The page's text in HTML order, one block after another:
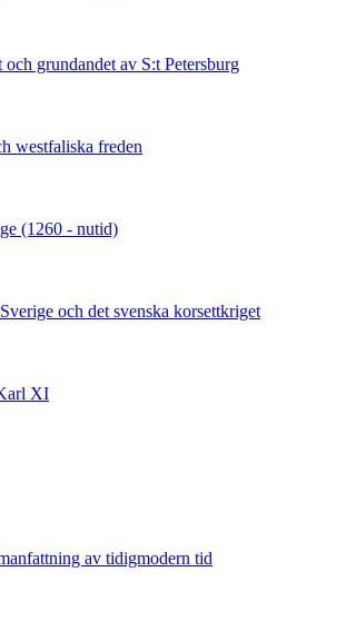
grundandet av S:t Petersburg
westfaliska freden
(1260 - nutid)
och det svenska korsettkriget
XI
av tidigmodern tid